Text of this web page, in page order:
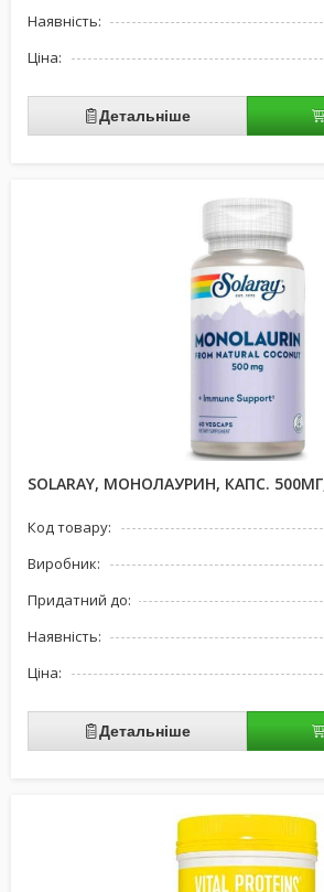
Наявність:
Ціна:
Детальніше
SOLARAY, МОНОЛАУРИН, КАПС.
Код товару:
Виробник:
Придатний до:
Наявність:
Ціна:
Детальніше